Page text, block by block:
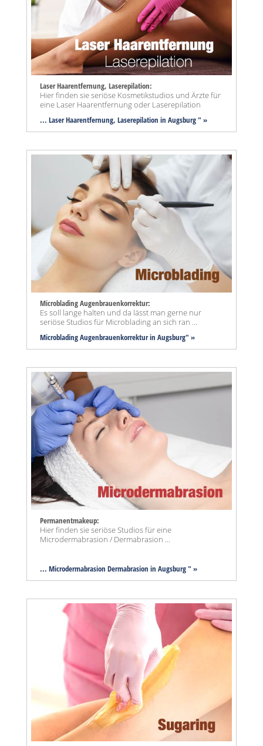
Laser Haarentfernung, Laserepilation:
Hier finden sie seriöse Kosmetikstudios und Ärzte für
eine Laser Haarentfernung oder Laserepilation
... Laser Haarentfernung, Laserepilation in Augsburg " »
Microblading Augenbrauenkorrektur:
Es soll lange halten und da lässt man gerne nur
seriöse Studios für Microblading an sich ran ...
Microblading Augenbrauenkorrektur in Augsburg" »
Permanentmakeup:
Hier finden sie seriöse Studios für eine
Microdermabrasion / Dermabrasion ...
... Microdermabrasion Dermabrasion in Augsburg " »